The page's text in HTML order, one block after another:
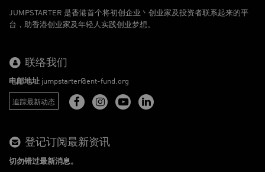
JUMPSTARTER 是香港首个将初创企业丶创业家及投资者联系起来的平
台，助香港创业家及年轻人实践创业梦想。
联络我们
电邮地址 jumpstarter@ent-fund.org
追踪最新动态
登记订阅最新资讯
切勿错过最新消息。